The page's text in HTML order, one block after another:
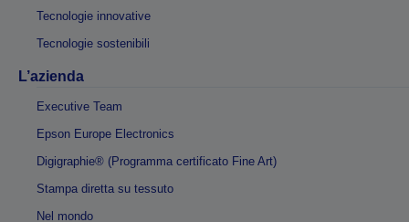
Tecnologie innovative
Tecnologie sostenibili
L’azienda
Executive Team
Epson Europe Electronics
Digigraphie® (Programma certificato Fine Art)
Stampa diretta su tessuto
Nel mondo